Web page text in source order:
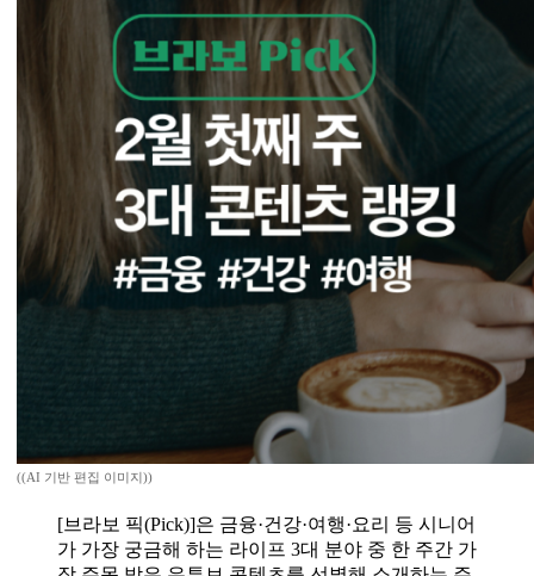
((AI 기반 편집 이미지))
[브라보 픽(Pick)]은 금융·건강·여행·요리 등 시니어
가 가장 궁금해 하는 라이프 3대 분야 중 한 주간 가